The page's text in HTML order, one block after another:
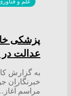
علم و
پزشکی
عدالت
خبرنگاران
مراسم